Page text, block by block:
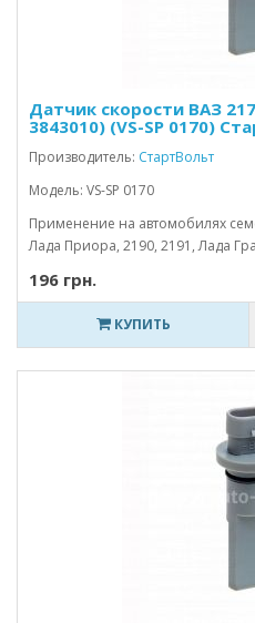
Датчик скорости ВАЗ
3843010) (VS-SP 0170)
Производитель: СтартВольт
Модель: VS-SP 0170
Применение на автомобилях
Лада Приора, 2190, 2191, Лада
196 грн.
КУПИТЬ